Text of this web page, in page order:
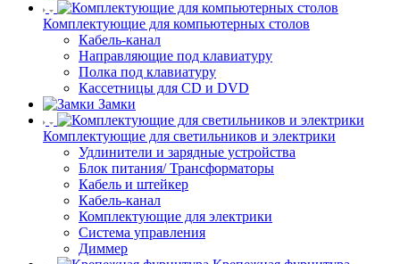
Комплектующие для компьютерных столов
Кабель-канал
Направляющие под клавиатуру
Полка под клавиатуру
Кассетницы для CD и DVD
Замки
Комплектующие для светильников и электрики
Удлинители и зарядные устройства
Блок питания/ Трансформаторы
Кабель и штейкер
Кабель-канал
Комплектующие для электрики
Система управления
Диммер